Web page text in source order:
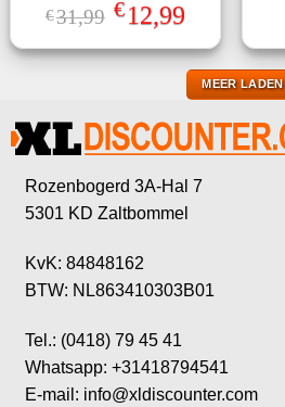
€31,99 Oorspronkelijke
prijs
€31,99.
€12,99Huidige
prijs
€12,99.
MEER LADEN
Rozenbogerd 3A-Hal 7
5301 KD Zaltbommel
KvK: 84848162
BTW: NL863410303B01
Tel.: (0418) 79 45 41
Whatsapp: +31418794541
E-mail: info@xldiscounter.com